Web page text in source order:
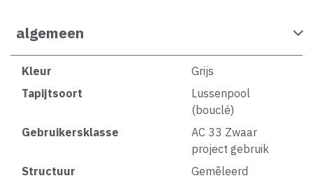
algemeen
Kleur
Grijs
Tapijtsoort
Lussenpool
(bouclé)
Gebruikersklasse
AC 33 Zwaar
project gebruik
Structuur
Gemêleerd